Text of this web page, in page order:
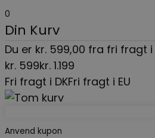
0
Din Kurv
Du er kr. 599,00 fra fri fragt i
kr. 599kr. 1.199
Fri fragt i DKFri fragt i EU
Anvend kupon